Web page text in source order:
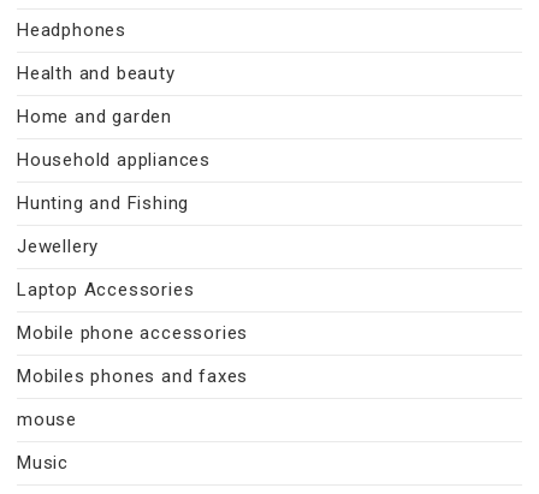
Headphones
Health and beauty
Home and garden
Household appliances
Hunting and Fishing
Jewellery
Laptop Accessories
Mobile phone accessories
Mobiles phones and faxes
mouse
Music